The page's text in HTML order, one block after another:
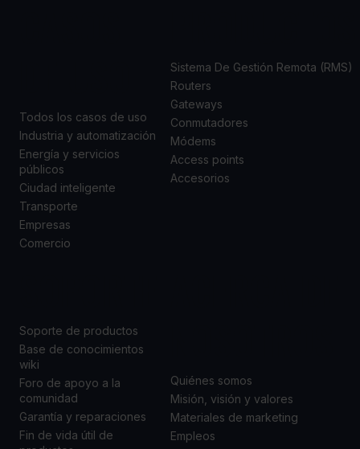
Todos los casos de uso
Industria y automatización
Energía y servicios
públicos
Ciudad inteligente
Transporte
Empresas
Comercio
Sistema De Gestión Remota (RMS)
Routers
Gateways
Conmutadores
Módems
Access points
Accesorios
Soporte de productos
Base de conocimientos
wiki
Foro de apoyo a la
comunidad
Garantía y reparaciones
Fin de vida útil de
Quiénes somos
Misión, visión y valores
Materiales de marketing
Empleos